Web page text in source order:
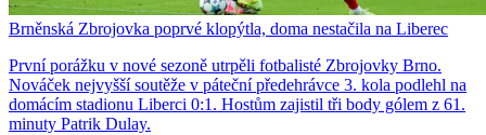
Brněnská Zbrojovka poprvé klopýtla, doma nestačila na Liberec
První porážku v nové sezoně utrpěli fotbalisté Zbrojovky Brno.
Nováček nejvyšší soutěže v páteční předehrávce 3. kola podlehl na
domácím stadionu Liberci 0:1. Hostům zajistil tři body gólem z 61.
minuty Patrik Dulay.